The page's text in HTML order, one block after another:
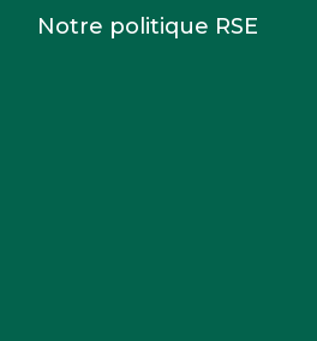
Notre politique RSE